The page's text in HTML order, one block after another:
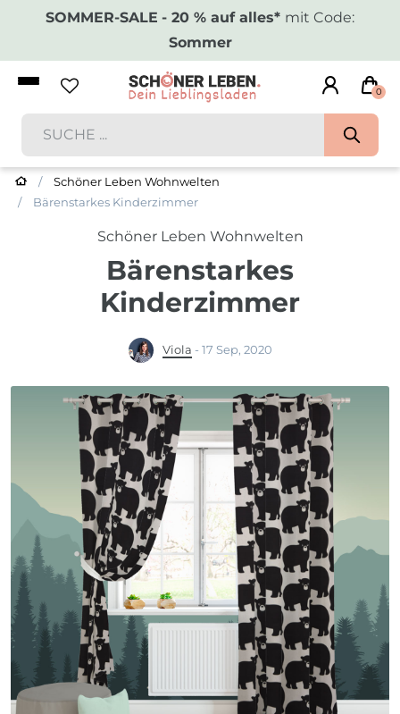
SOMMER-SALE - 20 % auf alles* mit Code:
Sommer
0
Schöner Leben Wohnwelten
Bärenstarkes Kinderzimmer
Schöner Leben Wohnwelten
Bärenstarkes
Kinderzimmer
Viola - 17 Sep, 2020